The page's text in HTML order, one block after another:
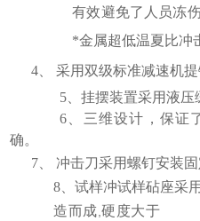
有效避免了人员冻
*金属超低温夏比冲
4、采用双级标准减速机提
5、挂摆装置采用液压
6、三维设计，保证
确。
7、冲击刀采用螺钉安装
8、试样冲试样砧座采
造而成,硬度大于